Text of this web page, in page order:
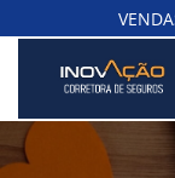
to
content